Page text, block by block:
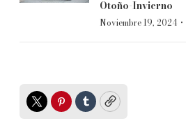
Otoño-Invierno
Noviembre 19, 2024 ·
TwitterPinterest
TumblrCopy